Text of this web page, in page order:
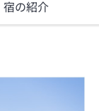
宿の紹介